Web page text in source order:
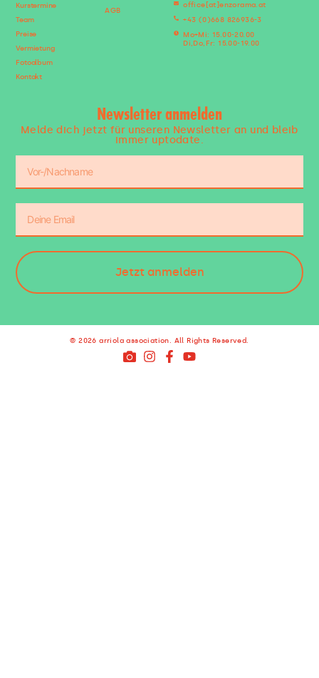
Kurstermine
Team
Preise
Vermietung
Fotoalbum
Kontakt
AGB
office[at]enzorama.at
+43 (0)668 826936-3
Mo+Mi: 15.00-20.00
Di,Do,Fr: 15.00-19.00
Newsletter anmelden
Melde dich jetzt für unseren Newsletter an und bleib
immer uptodate.
Jetzt anmelden
© 2026 arriola association. All Rights Reserved.